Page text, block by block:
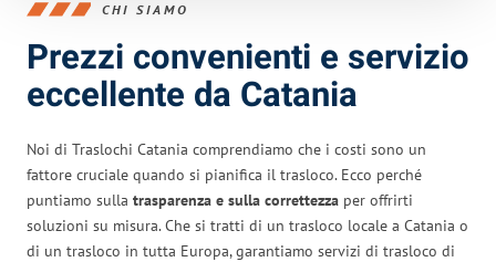
CHI SIAMO
Prezzi convenienti e servizio
eccellente da Catania
Noi di Traslochi Catania comprendiamo che i costi sono un
fattore cruciale quando si pianifica il trasloco. Ecco perché
puntiamo sulla trasparenza e sulla correttezza per offrirti
soluzioni su misura. Che si tratti di un trasloco locale a Catania o
di un trasloco in tutta Europa, garantiamo servizi di trasloco di